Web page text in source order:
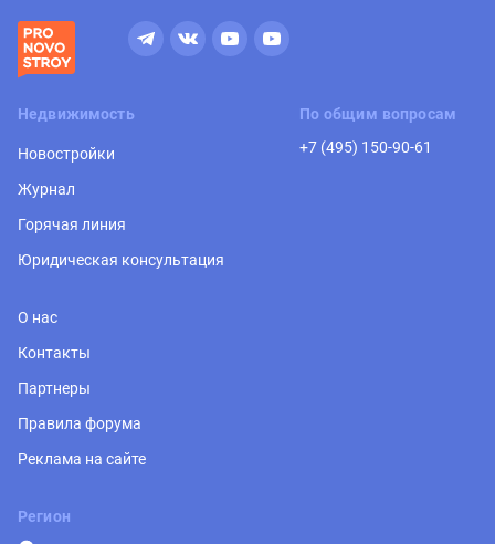
Недвижимость
Новостройки
Журнал
Горячая линия
Юридическая консультация
По общим вопросам
+7 (495) 150-90-61
О нас
Контакты
Партнеры
Правила форума
Реклама на сайте
Регион